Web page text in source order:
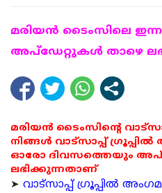
മരിയന്‍ ടൈംസിലെ
അപ്ഡേറ്റുകള്‍ താഴെ
മരിയൻ ടൈംസിന്റെ
നിങ്ങൾ വാട്സാപ്പ്
ഓരോ ദിവസത്തെയും
ലഭിക്കുന്നതാണ്
➤ വാട്സാപ്പ് ഗ്രൂപ്പിൽ